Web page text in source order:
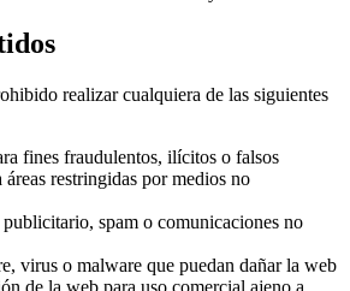
realizar cualquiera de las siguientes
fines fraudulentos, ilícitos o falsos
áreas restringidas por medios no
spam o comunicaciones no
virus o malware que puedan dañar la web
de la web para uso comercial ajeno a